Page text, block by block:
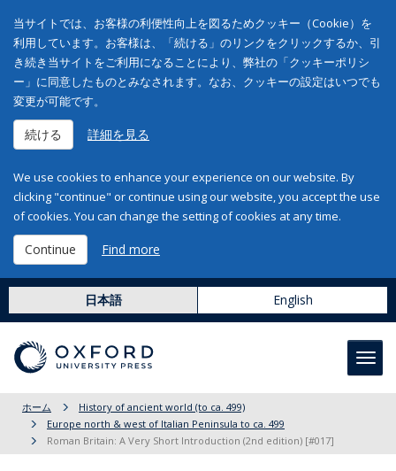
当サイトでは、お客様の利便性向上を図るためクッキー（Cookie）を
利用しています。お客様は、「続ける」のリンクをクリックするか、引
き続き当サイトをご利用になることにより、弊社の「クッキーポリシ
ー」に同意したものとみなされます。なお、クッキーの設定はいつでも
変更が可能です。
続ける 詳細を見る
We use cookies to enhance your experience on our website. By
clicking "continue" or continue using our website, you accept the use
of cookies. You can change the setting of cookies at any time.
Continue Find more
日本語 English
ホーム
History of ancient world (to ca. 499)
Europe north & west of Italian Peninsula to ca. 499
Roman Britain: A Very Short Introduction (2nd edition) [#017]